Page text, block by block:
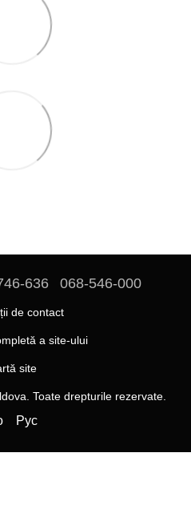
636 068-546-000
de contact
a site-ului
site
Toate drepturile rezervate.
Рус